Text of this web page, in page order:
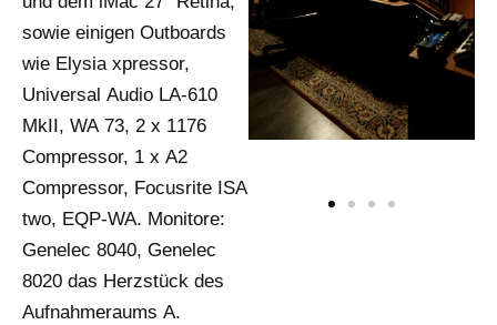
sowie einigen Outboards
wie Elysia xpressor,
Universal Audio LA-610
MkII, WA 73, 2 x 1176
Compressor, 1 x A2
Compressor, Focusrite ISA
two, EQP-WA. Monitore:
Genelec 8040, Genelec
8020 das Herzstück des
Aufnahmeraums A.